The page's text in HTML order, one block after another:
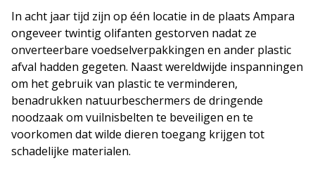
In acht jaar tijd zijn op één locatie in de plaats Ampara
ongeveer twintig olifanten gestorven nadat ze
onverteerbare voedselverpakkingen en ander plastic
afval hadden gegeten. Naast wereldwijde inspanningen
om het gebruik van plastic te verminderen,
benadrukken natuurbeschermers de dringende
noodzaak om vuilnisbelten te beveiligen en te
voorkomen dat wilde dieren toegang krijgen tot
schadelijke materialen.